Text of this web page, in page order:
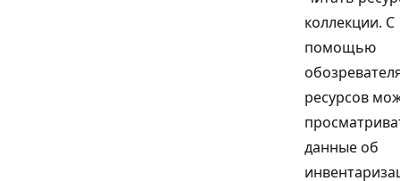
коллекции. С
помощью
ресурсов
данные об